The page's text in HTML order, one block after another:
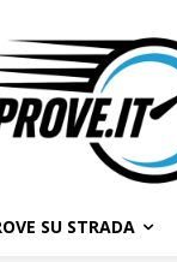
SU STRADA